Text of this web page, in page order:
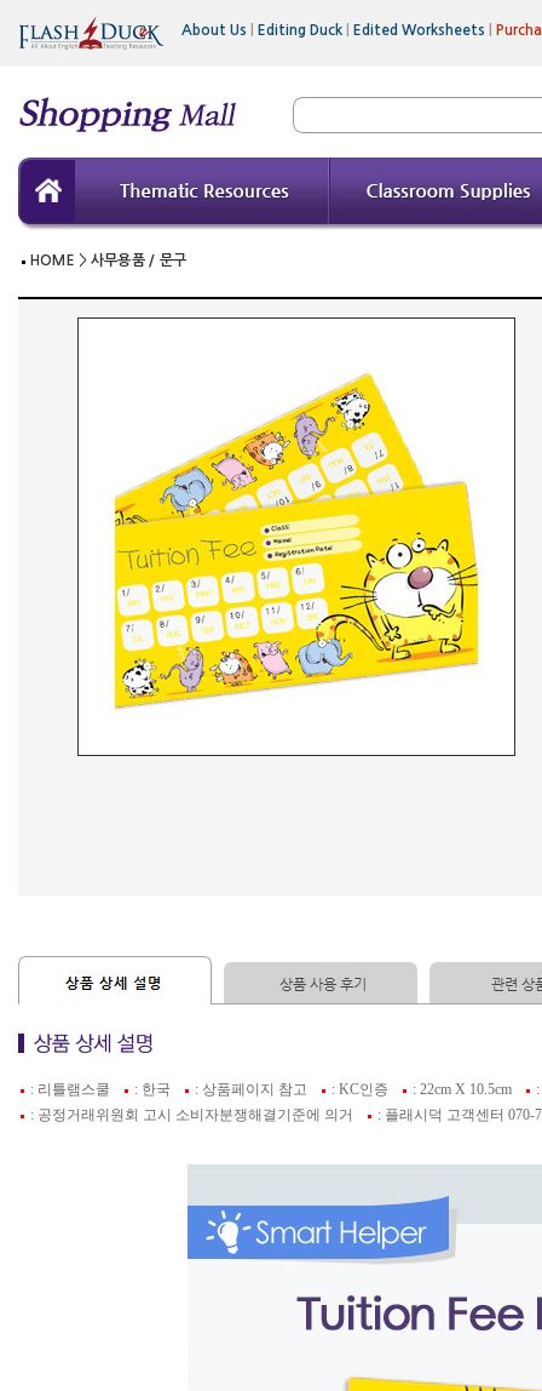
About Us Editing Duck Edited Worksheets
HOME > 사무용품 / 문구
: 리틀램스쿨 : 한국 : 상품페이지 참고 : KC인증 : 22cm X 10.5cm
: 공정거래위원회 고시 소비자분쟁해결기준에 의거
: 플래시덕 고객센터 070-